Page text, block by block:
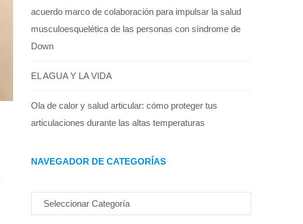
acuerdo marco de colaboración para impulsar la salud
musculoesquelética de las personas con síndrome de
Down
EL AGUA Y LA VIDA
Ola de calor y salud articular: cómo proteger tus
articulaciones durante las altas temperaturas
NAVEGADOR DE CATEGORÍAS